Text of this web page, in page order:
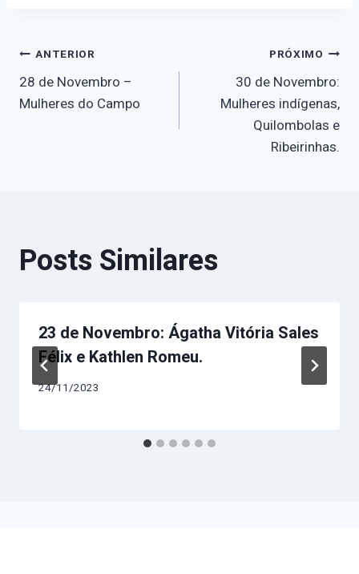
Navegação
de
ANTERIOR
28 de Novembro –
Mulheres do Campo
PRÓXIMO
30 de Novembro:
Mulheres indígenas,
Quilombolas e
Ribeirinhas.
Posts Similares
23 de Novembro: Ágatha Vitória Sales
Félix e Kathlen Romeu.
24/11/2023